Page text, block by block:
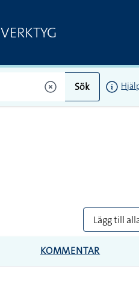
VERKTYG
Sök
Lägg till
KOMMENTAR